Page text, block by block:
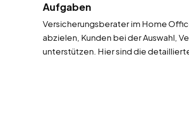
Aufgaben
Versicherungsberater im Home
abzielen, Kunden bei der Auswahl,
unterstützen. Hier sind die